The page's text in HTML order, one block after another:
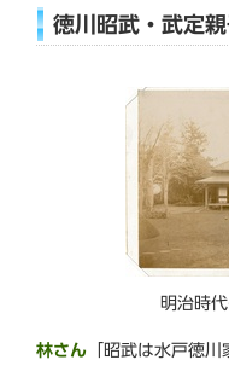
徳川昭武・武定
明治時
林さん 「昭武は水戸徳